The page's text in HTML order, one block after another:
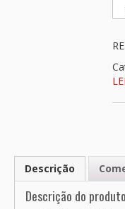
Descrição
Descrição do produto